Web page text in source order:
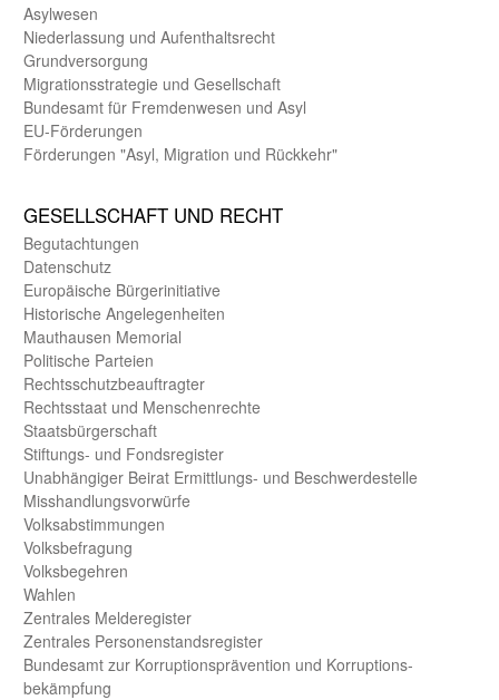
Asyl­wesen
Nieder­lassung und Aufent­halts­recht
Grund­versorgung
Migrations­strategie und Gesell­schaft
Bundes­amt für Fremden­wesen und Asyl
EU-Förde­rungen
Förderungen "Asyl, Migration und Rückkehr"
GE­SELL­SCHAFT UND RECHT
Begut­achtungen
Daten­schutz
Europäische Bürger­initiative
Historische Angelegen­heiten
Mauthausen Memorial
Politische Parteien
Rechts­schutz­beauftragter
Rechts­staat und Menschen­rechte
Staats­bürger­schaft
Stiftungs- und Fonds­register
Unab­hängiger Beirat Ermittlungs- und Beschwerde­stelle
Misshandlungs­vorwürfe
Volks­abstimmungen
Volks­befragung
Volks­begehren
Wahlen
Zentrales Melde­register
Zentrales Personen­stands­register
Bundes­amt zur Korrup­tions­prävention und Korrup­tions­
bekämpfung